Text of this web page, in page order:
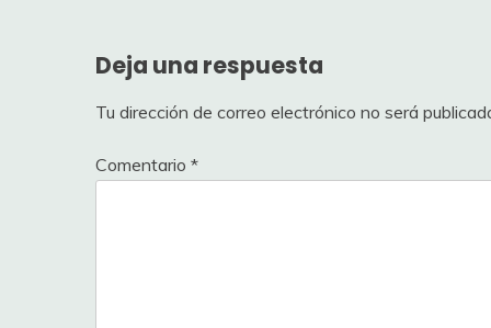
6.9%
5.9% TILLER Rasmus
Deja una respuesta
Tu dirección de correo electrónico no será
Comentario *